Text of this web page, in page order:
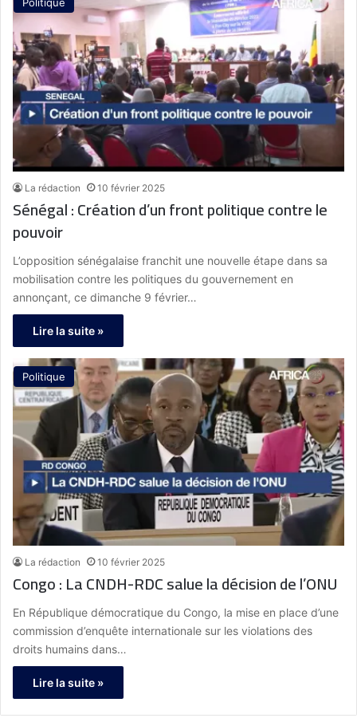
Politique
La rédaction 10 février 2025
Sénégal : Création d’un front politique contre le
pouvoir
L’opposition sénégalaise franchit une nouvelle étape dans sa
mobilisation contre les politiques du gouvernement en
annonçant, ce dimanche 9 février…
Lire la suite »
Politique
La rédaction 10 février 2025
Congo : La CNDH-RDC salue la décision de l’ONU
En République démocratique du Congo, la mise en place d’une
commission d’enquête internationale sur les violations des
droits humains dans…
Lire la suite »